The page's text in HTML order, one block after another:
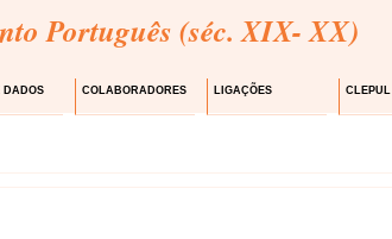
Português (séc. XIX- XX)
DADOS COLABORADORES LIGAÇÕES CLEPUL